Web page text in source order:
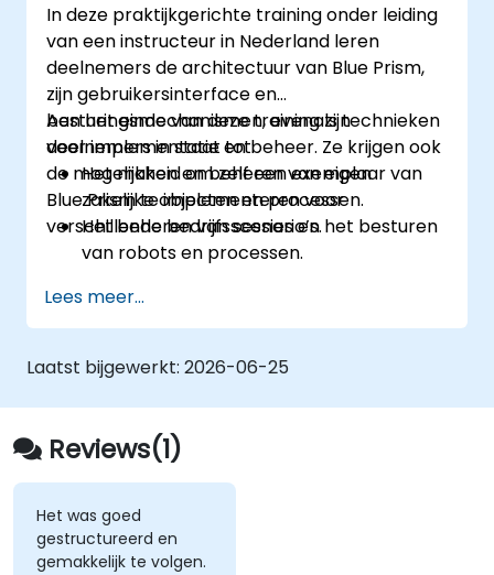
In deze praktijkgerichte training onder leiding
van een instructeur in Nederland leren
deelnemers de architectuur van Blue Prism,
zijn gebruikersinterface en
besturingsmechanismen, evenals technieken
voor implementatie en beheer. Ze krijgen ook
de mogelijkheid om zelf een exemplaar van
Blue Prism te implementeren voor
verschillende bedrijfsscenario’s.
Aan het einde van deze training zijn
deelnemers in staat tot:
Het maken en beheren van eigen
zakelijke objecten en processen.
Het beheren van sessies en het besturen
van robots en processen.
Prism in overeenstemming met diverse
bedrijfsbehoeften.
Lees meer...
Laatst bijgewerkt: 2026-06-25
Reviews(1)
Het was goed
gestructureerd en
gemakkelijk te volgen.